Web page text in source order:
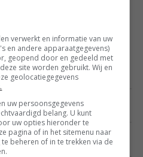
verwerkt en informatie van uw
en andere apparaatgegevens)
geopend door en gedeeld met
site worden gebruikt. Wij en
geolocatiegegevens
uw persoonsgegevens
belang. U kunt
uw opties hieronder te
pagina of in het sitemenu naar
beheren of in te trekken via de